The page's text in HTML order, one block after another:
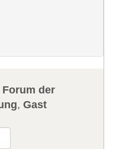
der
,Gast